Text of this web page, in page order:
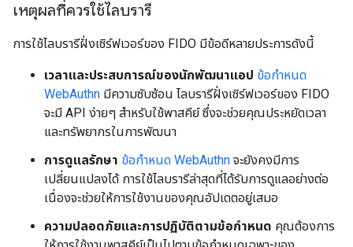
เหตุผลที่ควรใช้ไลบรารี
การใช้ไลบรารีฝั่งเซิร์ฟเวอร์ของ FIDO มีข้อดีหลายประการดังนี้
เวลาและประสบการณ์ของนักพัฒนาแอป ข้อกำหนด
WebAuthn มีความซับซ้อน ไลบรารีฝั่งเซิร์ฟเวอร์ของ FIDO
จะมี API ง่ายๆ สำหรับใช้พาสคีย์ ซึ่งจะช่วยคุณประหยัดเวลา
และทรัพยากรในการพัฒนา
การดูแลรักษา ข้อกำหนด WebAuthn จะยังคงมีการ
เปลี่ยนแปลงได้ การใช้ไลบรารีล่าสุดที่ได้รับการดูแลอย่างต่อ
เนื่องจะช่วยให้การใช้งานของคุณอัปเดตอยู่เสมอ
ความปลอดภัยและการปฏิบัติตามข้อกำหนด คุณต้องการ